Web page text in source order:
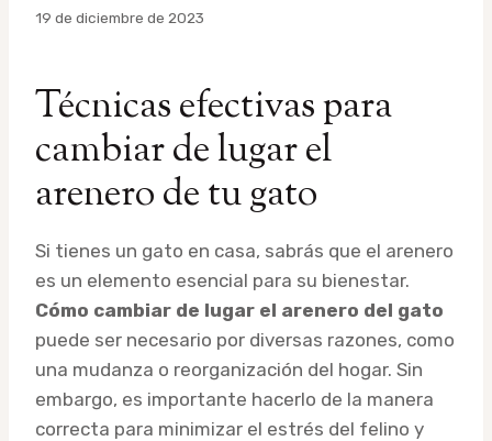
Por
19 de diciembre de 2023
Técnicas efectivas para
cambiar de lugar el
arenero de tu gato
Si tienes un gato en casa, sabrás que el arenero
es un elemento esencial para su bienestar.
Cómo cambiar de lugar el arenero del gato
puede ser necesario por diversas razones, como
una mudanza o reorganización del hogar. Sin
embargo, es importante hacerlo de la manera
correcta para minimizar el estrés del felino y